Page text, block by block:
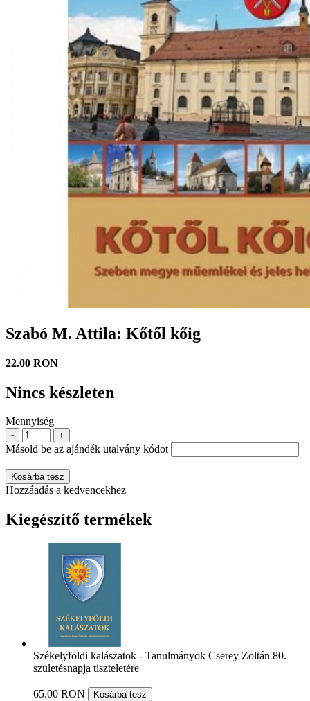
Szabó M. Attila: Kőtől kőig
22.00 RON
Nincs készleten
Mennyiség
- +
Másold be az ajándék utalvány kódot
Kosárba tesz
Hozzáadás a kedvencekhez
Kiegészítő termékek
Székelyföldi kalászatok - Tanulmányok Cserey Zoltán 80.
születésnapja tiszteletére
65.00 RON Kosárba tesz